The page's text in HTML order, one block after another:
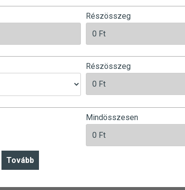
Részösszeg
Részösszeg
Mindösszesen